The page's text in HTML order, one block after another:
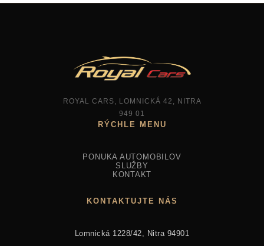
ROYAL CARS, LOMNICKÁ 42, NITRA
949 01
PONUKA AUTOMOBILOV
SLUŽBY
KONTAKT
KONTAKTUJTE NÁS
Lomnická 1228/42, Nitra 94901